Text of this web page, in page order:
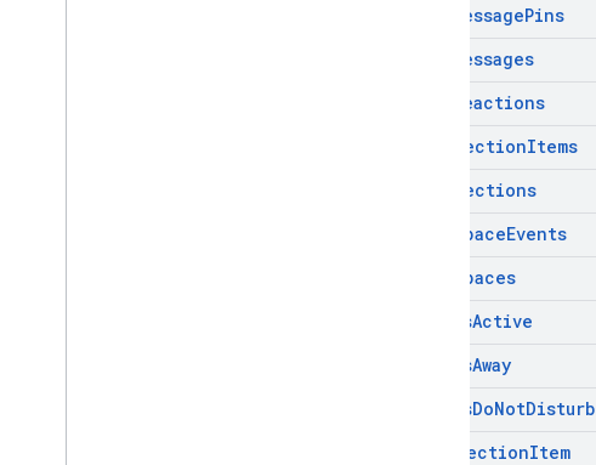
MessagePins
Messages
Reactions
SectionItems
Sections
SpaceEvents
Spaces
AsActive
AsAway
AsDoNotDisturb
SectionItem